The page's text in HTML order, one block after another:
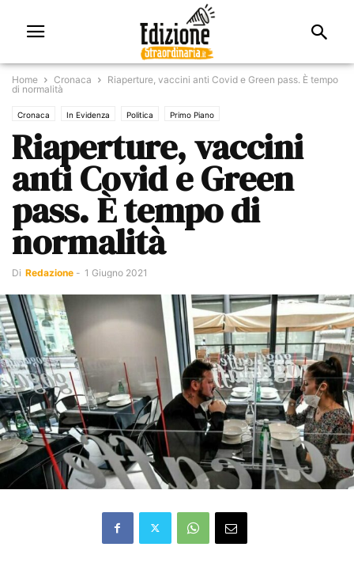
Home Cronaca
Riaperture, vaccini anti Covid e Green pass. È tempo
di normalità
Cronaca In Evidenza Politica Primo Piano
Riaperture, vaccini
anti Covid e Green
pass. È tempo di
normalità
Di Redazione - 1 Giugno 2021